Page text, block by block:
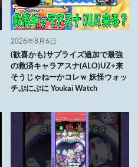
2026年8月6日
(歓喜かも)サプライズ追加で最強
の救済キャラアスナ(ALO)UZ+来
そうじゃねーかコレｗ 妖怪ウォッ
チぷにぷに Youkai Watch